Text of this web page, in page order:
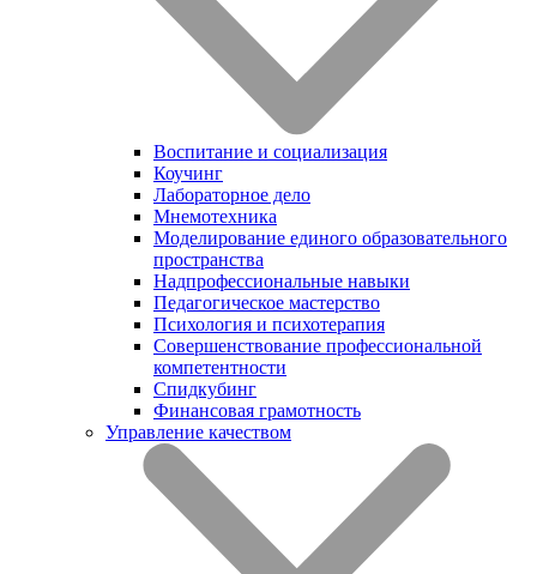
Воспитание и социализация
Коучинг
Лабораторное дело
Мнемотехника
Моделирование единого образовательного
пространства
Надпрофессиональные навыки
Педагогическое мастерство
Психология и психотерапия
Совершенствование профессиональной
компетентности
Спидкубинг
Финансовая грамотность
Управление качеством